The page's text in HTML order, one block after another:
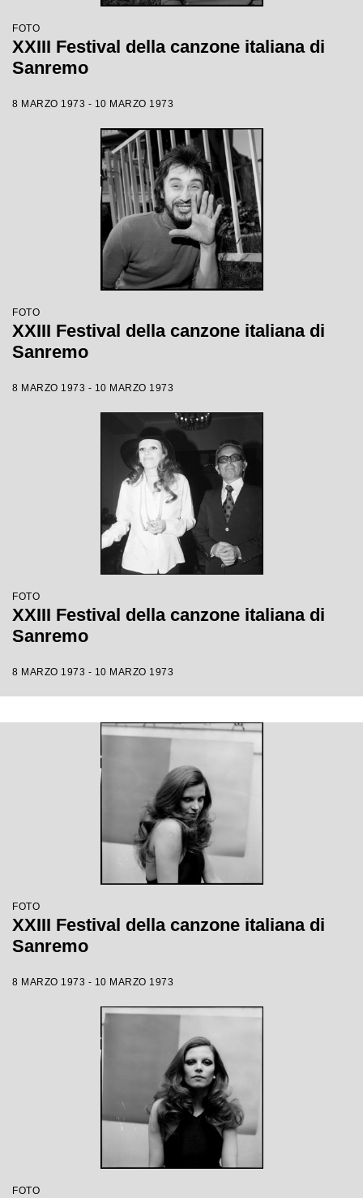
FOTO
XXIII Festival della canzone italiana di
Sanremo
8 MARZO 1973 - 10 MARZO 1973
FOTO
XXIII Festival della canzone italiana di
Sanremo
8 MARZO 1973 - 10 MARZO 1973
FOTO
XXIII Festival della canzone italiana di
Sanremo
8 MARZO 1973 - 10 MARZO 1973
FOTO
XXIII Festival della canzone italiana di
Sanremo
8 MARZO 1973 - 10 MARZO 1973
FOTO